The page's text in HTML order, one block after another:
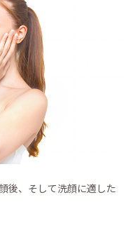
後、そして洗顔に適した